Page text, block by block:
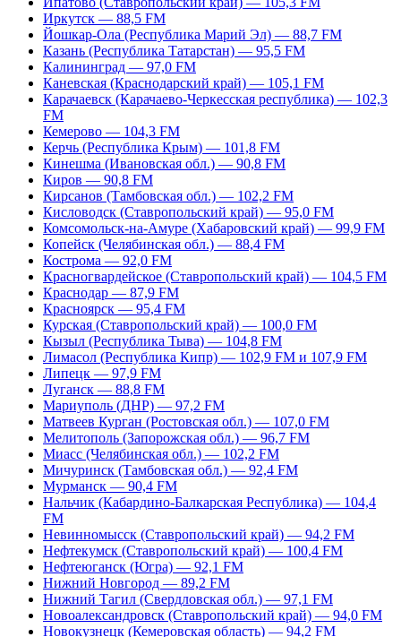
Иркутск — 88,5 FM
Йошкар-Ола (Республика Марий Эл) — 88,7 FM
Казань (Республика Татарстан) — 95,5 FM
Калининград — 97,0 FM
Каневская (Краснодарский край) — 105,1 FM
Карачаевск (Карачаево-Черкесская республика) — 102,3
FM
Кемерово — 104,3 FM
Керчь (Республика Крым) — 101,8 FM
Кинешма (Ивановская обл.) — 90,8 FM
Киров — 90,8 FM
Кирсанов (Тамбовская обл.) — 102,2 FM
Кисловодск (Ставропольский край) — 95,0 FM
Комсомольск-на-Амуре (Хабаровский край) — 99,9 FM
Копейск (Челябинская обл.) — 88,4 FM
Кострома — 92,0 FM
Красногвардейское (Ставропольский край) — 104,5 FM
Краснодар — 87,9 FM
Красноярск — 95,4 FM
Курская (Ставропольский край) — 100,0 FM
Кызыл (Республика Тыва) — 104,8 FM
Лимасол (Республика Кипр) — 102,9 FM и 107,9 FM
Липецк — 97,9 FM
Луганск — 88,8 FM
Мариуполь (ДНР) — 97,2 FM
Матвеев Курган (Ростовская обл.) — 107,0 FM
Мелитополь (Запорожская обл.) — 96,7 FM
Миасс (Челябинская обл.) — 102,2 FM
Мичуринск (Тамбовская обл.) — 92,4 FM
Мурманск — 90,4 FM
Нальчик (Кабардино-Балкарская Республика) — 104,4
FM
Невинномысск (Ставропольский край) — 94,2 FM
Нефтекумск (Ставропольский край) — 100,4 FM
Нефтеюганск (Югра) — 92,1 FM
Нижний Новгород — 89,2 FM
Нижний Тагил (Свердловская обл.) — 97,1 FM
Новоалександровск (Ставропольский край) — 94,0 FM
Новокузнецк (Кемеровская область) — 94,2 FM